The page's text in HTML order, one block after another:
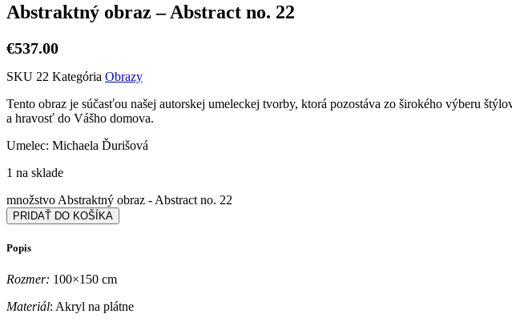
Abstraktný obraz – Abstract no. 22
€537.00
SKU 22 Kategória Obrazy
Tento obraz je súčasťou našej autorskej umeleckej tvorby, ktorá pozostáva zo širokého výberu
a hravosť do Vášho domova.
Umelec: Michaela Ďurišová
1 na sklade
množstvo Abstraktný obraz - Abstract no. 22
PRIDAŤ DO KOŠÍKA
Popis
Rozmer: 100×150 cm
Materiál: Akryl na plátne